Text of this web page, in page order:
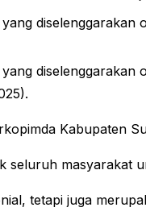
Kabupaten
masyarakat
tetapi juga